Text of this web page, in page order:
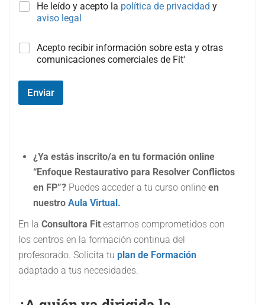
He leído y acepto la política de privacidad y
aviso legal
C
p
#
p
Acepto recibir información sobre esta y otras
comunicaciones comerciales de Fit'
Enviar
¿Ya estás inscrito/a en tu formación online
“Enfoque Restaurativo para Resolver Conflictos
en FP”? Puedes acceder a tu curso online en
nuestro Aula Virtual.
En la Consultora Fit estamos comprometidos con
los centros en la formación continua del
profesorado. Solicita tu plan de Formación
adaptado a tus necesidades.